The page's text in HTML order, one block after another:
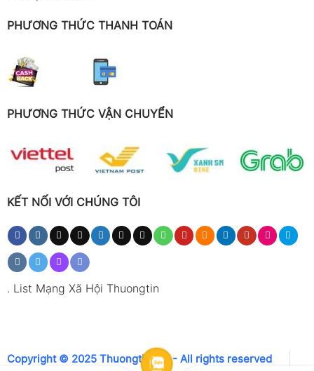
PHƯƠNG THỨC THANH TOÁN
PHƯƠNG THỨC VẬN CHUYỂN
KẾT NỐI VỚI CHÚNG TÔI
. List Mạng Xã Hội Thuongtin
Copyright © 2025 Thuongtin.net - All rights reserved